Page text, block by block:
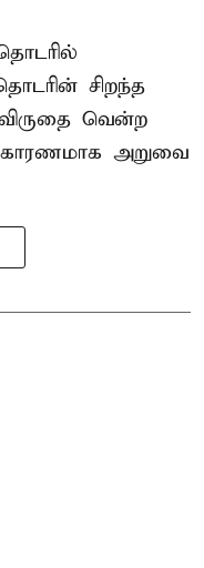
சிறந்த
வென்ற
காரணமாக அறுவை